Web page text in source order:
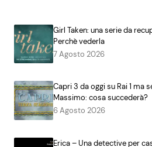
Girl Taken: una serie da
Perchè vederla
7 Agosto 2026
Capri 3 da oggi su Rai 1 ma
Massimo: cosa succederà?
6 Agosto 2026
Erica – Una detective per